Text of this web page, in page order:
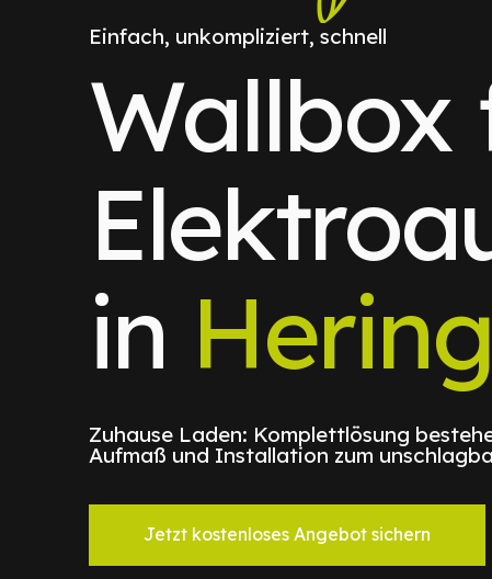
Einfach, unkompliziert, schnell
Wallbox
in
Zuhause Laden: Komplettlösung
Aufmaß und Installation zum
Jetzt kostenloses Angebot sichern